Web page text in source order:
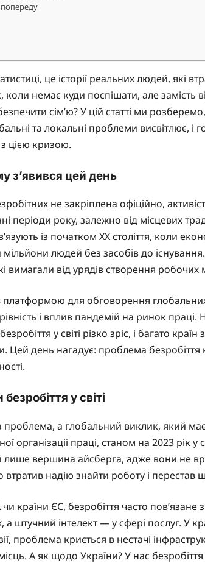
це історії реальних людей, які
коли немає куди поспішати, але замість
сім’ю? У цій статті ми
та локальні проблеми висвітлює,
цією кризою.
з’явився цей день
не закріплена офіційно,
періоди року, залежно від місцевих
із початком XX століття, коли
людей без засобів до
вимагали від урядів створення робочих
платформою для обговорення
і вплив пандемій на ринок
у світі різко зріс, і багато країн
Цей день нагадує: проблема
у світі
а глобальний виклик, який має
організації праці, станом на 2023 рік у
лише вершина айсберга, адже вони не
надію знайти роботу і перестав
країни ЄС, безробіття часто пов’язане
штучний інтелект — у сфері послуг. У
проблема криється в нестачі
А як щодо України? У нас